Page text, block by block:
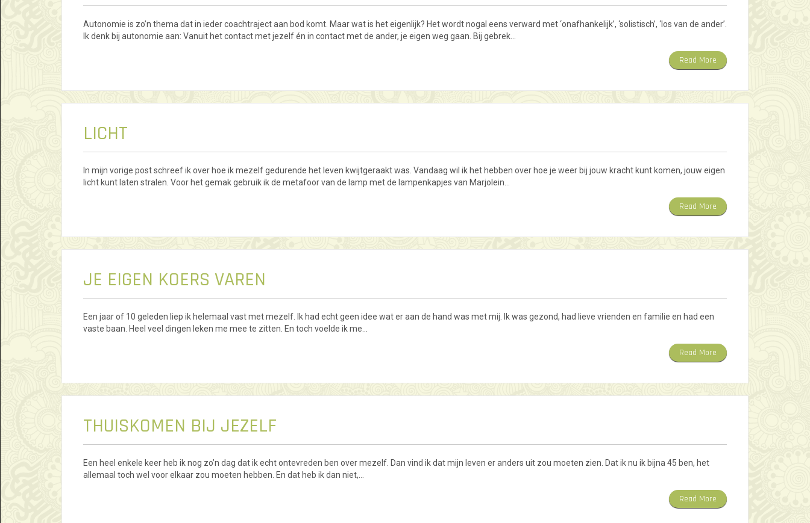
Autonomie is zo’n thema dat in ieder coachtraject aan bod komt. Maar wat is het eigenlijk? Het wordt nogal eens verward met ‘onafhankelijk’, ‘solistisch’, ‘los van de ander’.
Ik denk bij autonomie aan: Vanuit het contact met jezelf én in contact met de ander, je eigen weg gaan. Bij gebrek…
Read More
LICHT
In mijn vorige post schreef ik over hoe ik mezelf gedurende het leven kwijtgeraakt was. Vandaag wil ik het hebben over hoe je weer bij jouw kracht kunt komen, jouw eigen
licht kunt laten stralen. Voor het gemak gebruik ik de metafoor van de lamp met de lampenkapjes van Marjolein…
Read More
JE EIGEN KOERS VAREN
Een jaar of 10 geleden liep ik helemaal vast met mezelf. Ik had echt geen idee wat er aan de hand was met mij. Ik was gezond, had lieve vrienden en familie en had een
vaste baan. Heel veel dingen leken me mee te zitten. En toch voelde ik me…
Read More
THUISKOMEN BIJ JEZELF
Een heel enkele keer heb ik nog zo’n dag dat ik echt ontevreden ben over mezelf. Dan vind ik dat mijn leven er anders uit zou moeten zien. Dat ik nu ik bijna 45 ben, het
allemaal toch wel voor elkaar zou moeten hebben. En dat heb ik dan niet,…
Read More